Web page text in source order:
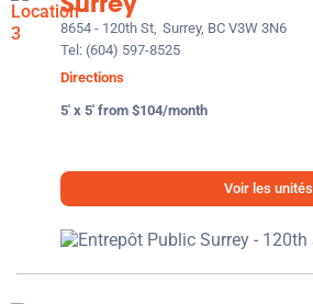
8654 - 120th St, Surrey, BC V3W 3N6
Tel: (604) 597-8525
Directions
5' x 5' from $104/month
Voir les unités